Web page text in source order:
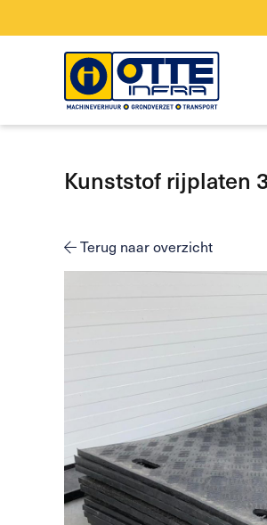
Kunststof rijplaten
Terug naar overzicht